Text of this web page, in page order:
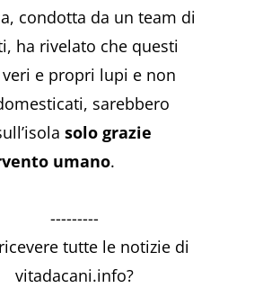
condotta da un team di
ha rivelato che questi
e propri lupi e non
sarebbero
solo grazie
umano.
---------
tutte le notizie di
vitadacani.info?